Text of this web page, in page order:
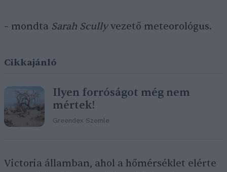
– mondta Sarah Scullyvezető meteorológus.
Cikkajánló
Ilyen forróságot még nem
mértek!
Greendex Szemle
Victoria államban, ahol a hőmérséklet elérte